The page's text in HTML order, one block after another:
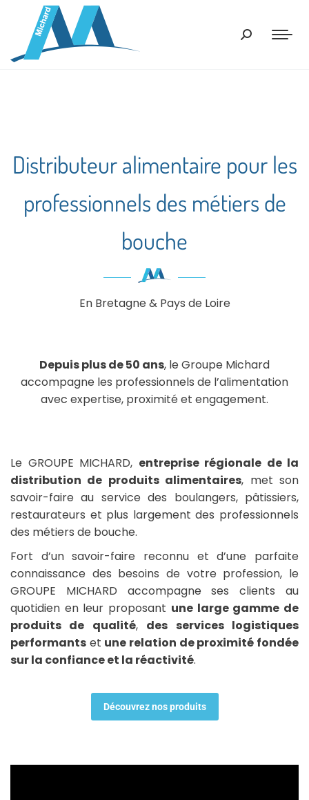
Recherche
Distributeur alimentaire pour les
professionnels des métiers de
bouche
En Bretagne & Pays de Loire
Depuis plus de 50 ans, le Groupe Michard
accompagne les professionnels de l’alimentation
avec expertise, proximité et engagement.
Le GROUPE MICHARD, entreprise régionale de la
distribution de produits alimentaires, met son
savoir-faire au service des boulangers, pâtissiers,
restaurateurs et plus largement des professionnels
des métiers de bouche.
Fort d’un savoir-faire reconnu et d’une parfaite
connaissance des besoins de votre profession, le
GROUPE MICHARD accompagne ses clients au
quotidien en leur proposant une large gamme de
produits de qualité, des services logistiques
performants et une relation de proximité fondée
sur la confiance et la réactivité.
Découvrez nos produits